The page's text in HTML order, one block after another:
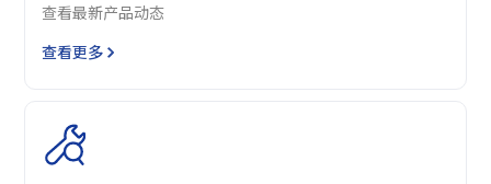
查看最新产品动态
查看更多